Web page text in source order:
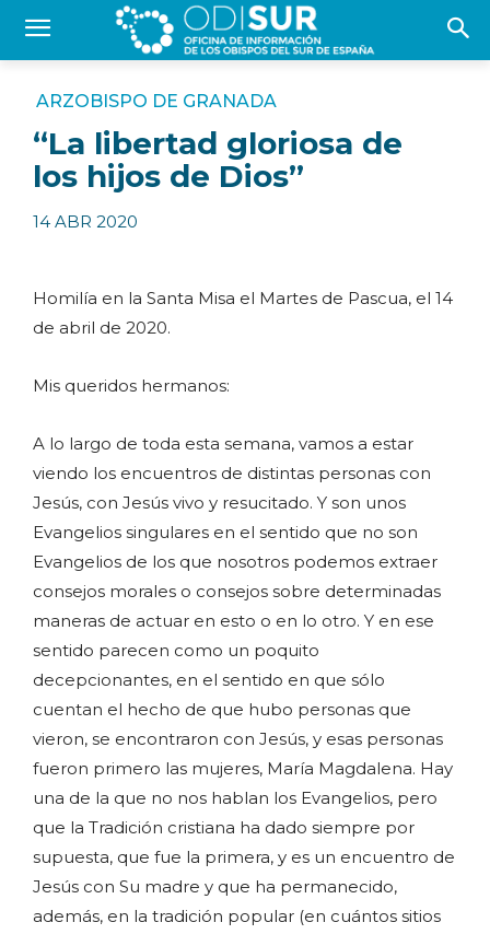
ARZOBISPO DE GRANADA
“La libertad gloriosa de
los hijos de Dios”
14 ABR 2020
Homilía en la Santa Misa el Martes de Pascua, el 14
de abril de 2020.
Mis queridos hermanos:
A lo largo de toda esta semana, vamos a estar
viendo los encuentros de distintas personas con
Jesús, con Jesús vivo y resucitado. Y son unos
Evangelios singulares en el sentido que no son
Evangelios de los que nosotros podemos extraer
consejos morales o consejos sobre determinadas
maneras de actuar en esto o en lo otro. Y en ese
sentido parecen como un poquito
decepcionantes, en el sentido en que sólo
cuentan el hecho de que hubo personas que
vieron, se encontraron con Jesús, y esas personas
fueron primero las mujeres, María Magdalena. Hay
una de la que no nos hablan los Evangelios, pero
que la Tradición cristiana ha dado siempre por
supuesta, que fue la primera, y es un encuentro de
Jesús con Su madre y que ha permanecido,
además, en la tradición popular (en cuántos sitios